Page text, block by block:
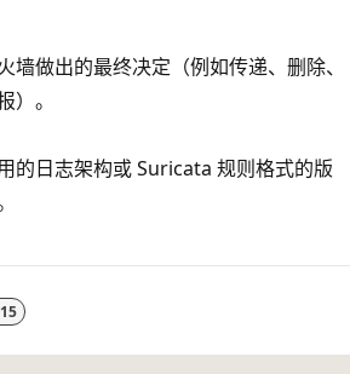
墙做出的最终决定（例如传递、删除、
）。
的日志架构或 Suricata 规则格式的版